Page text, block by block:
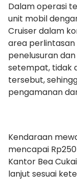
Dalam operasi
unit mobil
Cruiser dalam
area perlintasan
penelusuran
setempat, tidak
tersebut,
pengamanan
Kendaraan
mencapai
Kantor Bea
lanjut sesuai